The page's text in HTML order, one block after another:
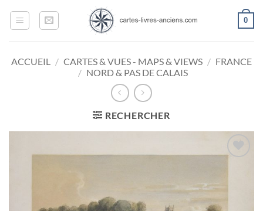
0
ACCUEIL / CARTES & VUES - MAPS & VIEWS / FRANCE
/ NORD & PAS DE CALAIS
RECHERCHER